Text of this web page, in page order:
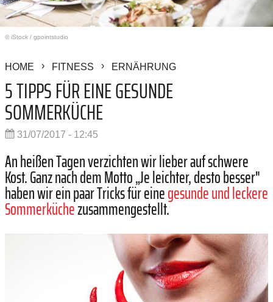
© iStock / gpointstudio
HOME FITNESS ERNÄHRUNG
5 TIPPS FÜR EINE GESUNDE
SOMMERKÜCHE
31/07/2017 - 12:45
An heißen Tagen verzichten wir lieber auf schwere
Kost. Ganz nach dem Motto „Je leichter, desto besser"
haben wir ein paar Tricks für einegesunde und leckere
Sommerküchezusammengestellt.